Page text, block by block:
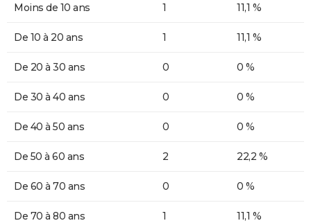
Moins de 10 ans 1 11,1 %
De 10 à 20 ans 1 11,1 %
De 20 à 30 ans 0 0 %
De 30 à 40 ans 0 0 %
De 40 à 50 ans 0 0 %
De 50 à 60 ans 2 22,2 %
De 60 à 70 ans 0 0 %
De 70 à 80 ans 1 11,1 %